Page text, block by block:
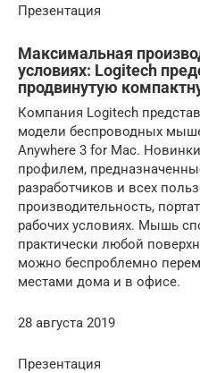
Презентация
Максимальная
условиях: Logitech
продвинутую
Компания Logitech
модели беспроводных
Anywhere 3 for Mac.
профилем,
разработчиков и всех
производительность,
рабочих условиях. Мышь
практически любой
можно беспроблемно
местами дома и в офисе.
28 августа 2019
Презентация